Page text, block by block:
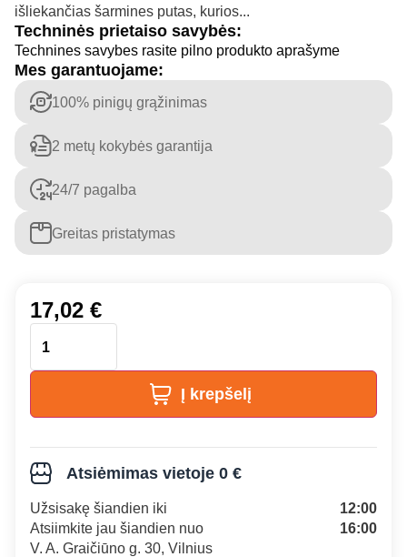
išliekančias šarmines putas, kurios...
Techninės prietaiso savybės:
Technines savybes rasite pilno produkto aprašyme
Mes garantuojame:
100% pinigų grąžinimas
2 metų kokybės garantija
24/7 pagalba
Greitas pristatymas
17,02 €
Į krepšelį
Atsiėmimas vietoje 0 €
Užsisakę šiandien iki
12:00
Atsiimkite jau šiandien nuo
16:00
V. A. Graičiūno g. 30, Vilnius